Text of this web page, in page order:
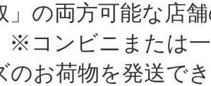
」の両方可能な店
ンビニまたは一
のお荷物を発送で